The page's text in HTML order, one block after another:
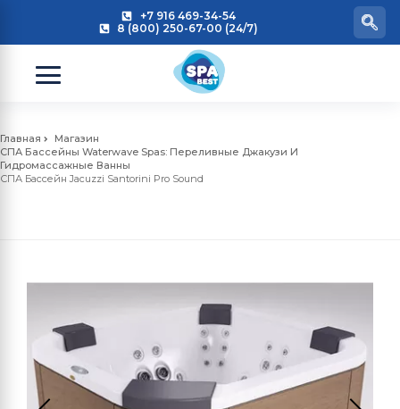
+7 916 469-34-54
8 (800) 250-67-00 (24/7)
Главная
Магазин
СПА Бассейны Waterwave Spas: Переливные Джакузи И
Гидромассажные Ванны
СПА Бассейн Jacuzzi Santorini Pro Sound